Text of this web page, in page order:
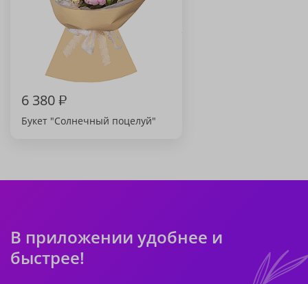
6 380₽
Букет "Солнечный поцелуй"
В приложении удобнее и
быстрее!